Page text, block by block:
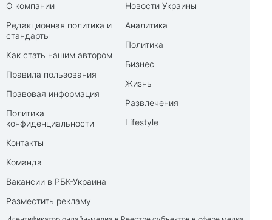
О компании
Редакционная политика и
стандарты
Как стать нашим автором
Правила пользования
Правовая информация
Политика
конфиденциальности
Контакты
Команда
Вакансии в РБК-Украина
Разместить рекламу
Новости Украины
Аналитика
Политика
Бизнес
Жизнь
Развлечения
Lifestyle